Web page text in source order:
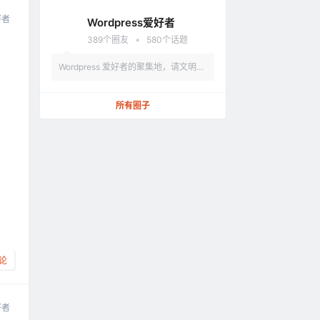
Wordpress爱好者
389个圈友 • 580个话题
Wordpress 爱好者的聚集地，请文明发
所有圈子